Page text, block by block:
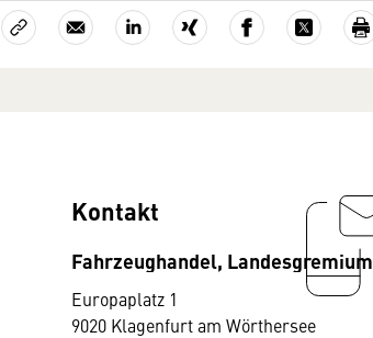
Kontakt
Fahrzeughandel, Landesgremium
Europaplatz 1
9020 Klagenfurt am Wörthersee